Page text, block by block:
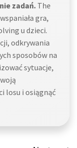
zadań. The
gra,
u dzieci.
odkrywania
sposobów na
sytuacje,
losu i osiągnąć